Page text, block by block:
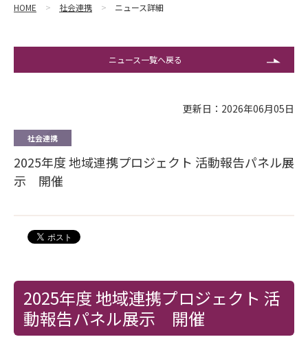
HOME 社会連携 ニュース詳細
ニュース一覧へ戻る
更新日：2026年06月05日
社会連携
2025年度 地域連携プロジェクト 活動報告パネル展
示 開催
2025年度 地域連携プロジェクト 活
動報告パネル展示 開催